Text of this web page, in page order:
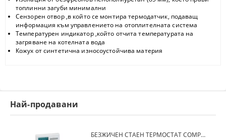
топлинни загуби минимални
Сензорен отвор ,в който се монтира термодатчик, подаващ
информация към управлението на отоплителната система
Температурен индикатор ,който отчита температурата на
загряване на котелната вода
Кожух от синтетична износоустойчива материя
Най-продавани
БЕЗЖИЧЕН СТАЕН ТЕРМОСТАТ COMPUTHERM Q7RF